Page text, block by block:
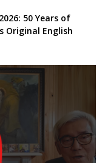
50 Years of
Original English